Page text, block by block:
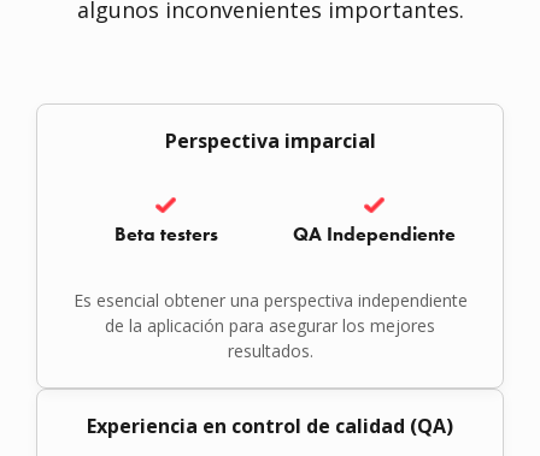
algunos inconvenientes importantes.
Perspectiva imparcial
Es esencial obtener una perspectiva independiente
de la aplicación para asegurar los mejores
resultados.
Beta testers QA Independiente
Experiencia en control de calidad (QA)